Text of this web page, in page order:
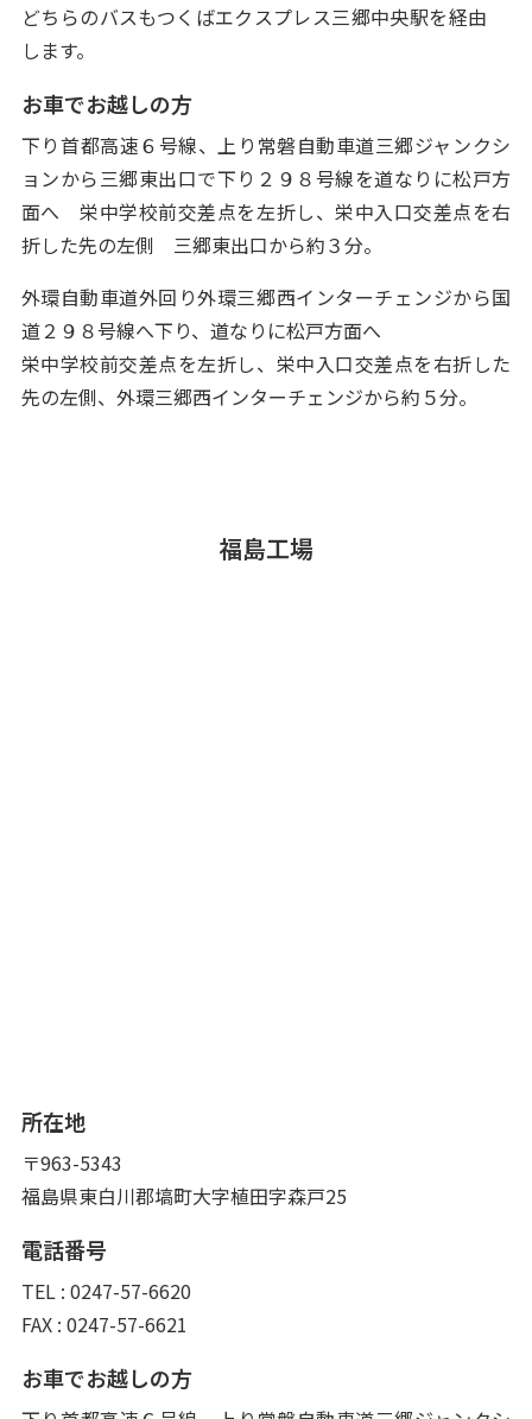
どちらのバスもつくばエクスプレス三郷中央駅を経由
します。
お車でお越しの方
下り首都高速６号線、上り常磐自動車道三郷ジャンクシ
ョンから三郷東出口で下り２９８号線を道なりに松戸方
面へ 栄中学校前交差点を左折し、栄中入口交差点を右
折した先の左側 三郷東出口から約３分。
外環自動車道外回り外環三郷西インターチェンジから国
道２９８号線へ下り、道なりに松戸方面へ
栄中学校前交差点を左折し、栄中入口交差点を右折した
先の左側、外環三郷西インターチェンジから約５分。
福島工場
所在地
〒963-5343
福島県東白川郡塙町大字植田字森戸25
電話番号
TEL : 0247-57-6620
FAX : 0247-57-6621
お車でお越しの方